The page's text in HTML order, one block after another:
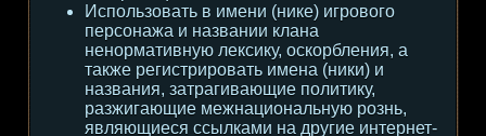
Использовать в имени (нике) игрового
персонажа и названии клана
ненормативную лексику, оскорбления, а
также регистрировать имена (ники) и
названия, затрагивающие политику,
разжигающие межнациональную рознь,
являющиеся ссылками на другие интернет-